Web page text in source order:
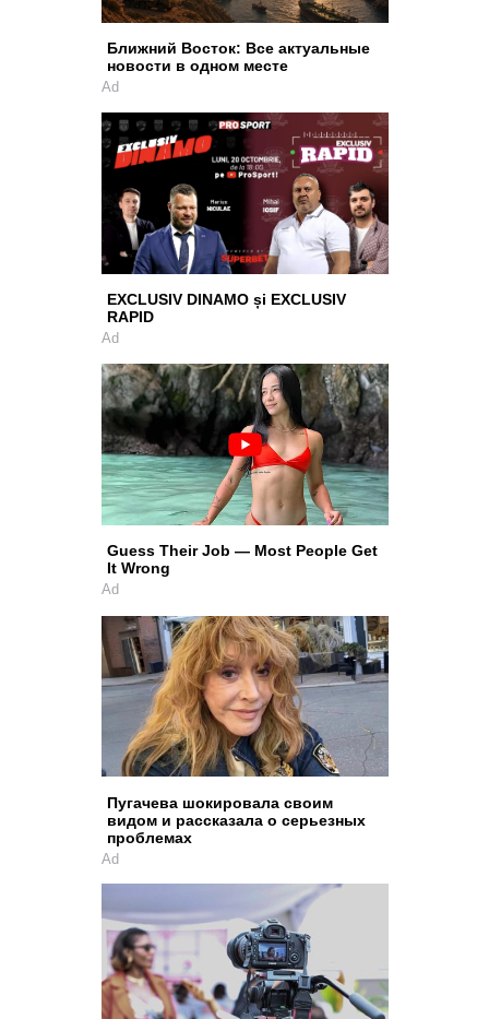
Ближний Восток: Все актуальные
новости в одном месте
Ad
EXCLUSIV DINAMO și EXCLUSIV
RAPID
Ad
Guess Their Job — Most People Get
It Wrong
Ad
Пугачева шокировала своим
видом и рассказала о серьезных
проблемах
Ad